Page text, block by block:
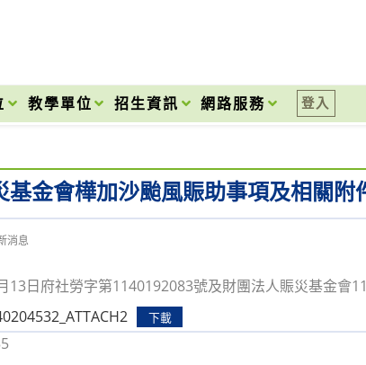
教學單位 招生資訊 網路服務 登入
基金會樺加沙颱風賑助事項及相關
消息
13日府社勞字第1140192083號及財團法人賑災基金會
下載